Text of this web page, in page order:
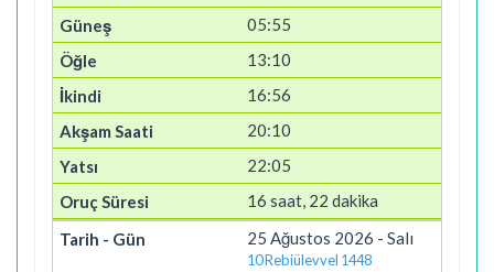
05:55
13:10
16:56
20:10
22:05
16 saat, 22 dakika
25 Ağustos 2026 - Salı
10 Rebiülevvel 1448